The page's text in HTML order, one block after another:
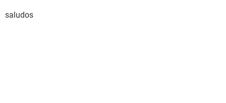
saludos